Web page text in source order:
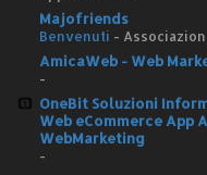
Majofriends
Benvenuti -
AmicaWeb - Web
-
OneBit Soluzioni
Web eCommerce App
WebMarketing
-